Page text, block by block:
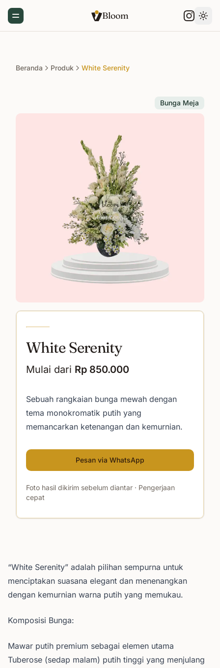
Toggle Menu Bloom
Beranda Produk White Serenity
Bunga Meja
White Serenity
Mulai dari Rp 850.000
Deskripsi
Sebuah rangkaian bunga mewah dengan
tema monokromatik putih yang
memancarkan ketenangan dan kemurnian.
Pesan via WhatsApp
Foto hasil dikirim sebelum diantar · Pengerjaan
cepat
“White Serenity” adalah pilihan sempurna untuk
menciptakan suasana elegant dan menenangkan
dengan kemurnian warna putih yang memukau.
Komposisi Bunga:
Mawar putih premium sebagai elemen utama
Tuberose (sedap malam) putih tinggi yang menjulang